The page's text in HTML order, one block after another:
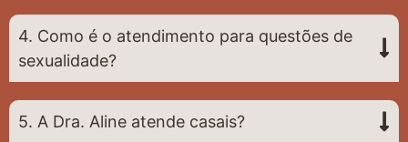
4. Como é o atendimento para questões de
sexualidade?
5. A Dra. Aline atende casais?